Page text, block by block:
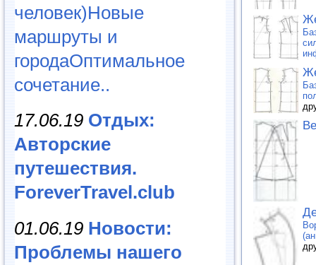
человек)Новые
маршруты и
городаОптимальное
сочетание..
17.06.19 Отдых:
Авторские
путешествия.
ForeverTravel.club
01.06.19 Новости:
Проблемы нашего